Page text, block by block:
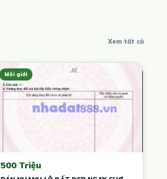
Xem tất cả
Môi giới
500 Triệu